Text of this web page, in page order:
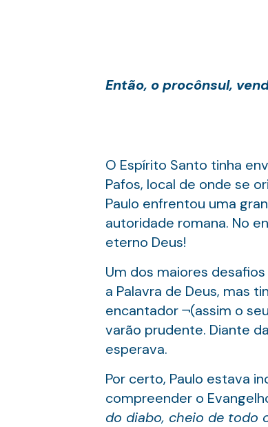
Então, o procônsul,
O Espírito Santo tinha
Pafos, local de onde se
Paulo enfrentou uma
autoridade romana. No
eterno Deus!
Um dos maiores
a Palavra de Deus, mas
encantador ¬(assim o
varão prudente. Diante
esperava.
Por certo, Paulo estava
compreender o
do diabo, cheio de todo